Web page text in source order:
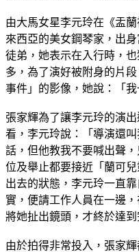
由大馬女星李元玲在《盂
來西亞的美女鋼琴家，出
徒弟，她表示在入行時，
多，為了演好被附身的片
事件」的影像，她說：「
張家輝為了讓李元玲的演
看，李元玲說：「導演還
話，但他教我不要喊出聲
位及舉止都要接近「蘭可
出去的狀態，李元玲一直
實，便請工作人員在一邊
將她扯出鏡頭，才終於達到
由於拍得非常投入，張家